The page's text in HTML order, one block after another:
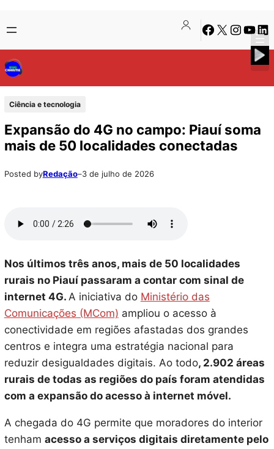
para
o
conteúdo
to
content
Facebook
X Instagram
Ciência e tecnologia
Expansão do 4G no campo: Piauí soma
mais de 50 localidades conectadas
Posted byRedação–3 de julho de 2026
Nos últimos três anos, mais de 50 localidades
rurais no Piauí passaram a contar com sinal de
internet 4G. A iniciativa do Ministério das
Comunicações (MCom) ampliou o acesso à
conectividade em regiões afastadas dos grandes
centros e integra uma estratégia nacional para
reduzir desigualdades digitais. Ao todo, 2.902 áreas
rurais de todas as regiões do país foram atendidas
com a expansão do acesso à internet móvel.
A chegada do 4G permite que moradores do interior
tenham acesso a serviços digitais diretamente pelo